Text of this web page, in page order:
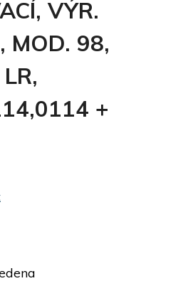
VÝR.
MOD. 98,
+